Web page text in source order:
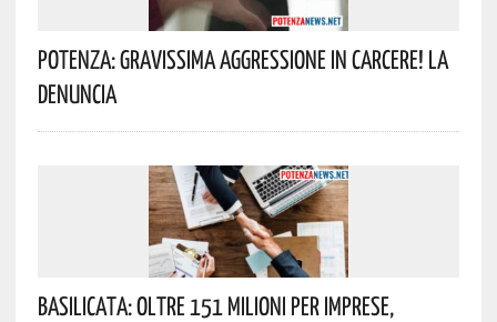
Potenza: Gravissima Aggressione In Carcere! La
Denuncia
Basilicata: Oltre 151 Milioni Per Imprese,